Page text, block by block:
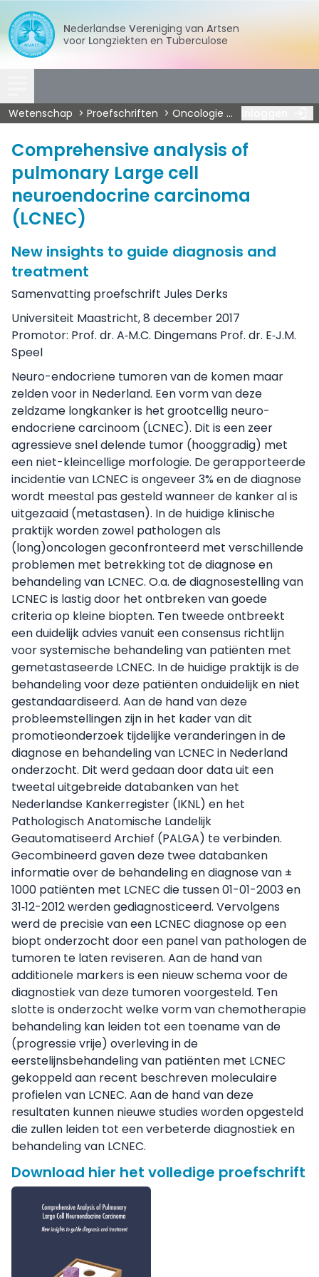
Nederlandse Vereniging van
Artsen
voor Longziekten en Tuberculose
Wetenschap Proefschriften Oncologie
Comprehensive analysis of
pulmonary Large cell
neuroendocrine carcinoma
(LCNEC)
New insights to guide diagnosis and
treatment
Samenvatting proefschrift Jules Derks
Universiteit Maastricht, 8 december 2017
Promotor: Prof. dr. A‐M.C. Dingemans Prof. dr. E‐J.M.
Speel
Neuro-endocriene tumoren van de komen maar
zelden voor in Nederland. Een vorm van deze
zeldzame longkanker is het grootcellig neuro-
endocriene carcinoom (LCNEC). Dit is een zeer
agressieve snel delende tumor (hooggradig) met
een niet-kleincellige morfologie. De gerapporteerde
incidentie van LCNEC is ongeveer 3% en de diagnose
wordt meestal pas gesteld wanneer de kanker al is
uitgezaaid (metastasen). In de huidige klinische
praktijk worden zowel pathologen als
(long)oncologen geconfronteerd met verschillende
problemen met betrekking tot de diagnose en
behandeling van LCNEC. O.a. de diagnosestelling van
LCNEC is lastig door het ontbreken van goede
criteria op kleine biopten. Ten tweede ontbreekt
een duidelijk advies vanuit een consensus richtlijn
voor systemische behandeling van patiënten met
gemetastaseerde LCNEC. In de huidige praktijk is de
behandeling voor deze patiënten onduidelijk en niet
gestandaardiseerd. Aan de hand van deze
probleemstellingen zijn in het kader van dit
promotieonderzoek tijdelijke veranderingen in de
diagnose en behandeling van LCNEC in Nederland
onderzocht. Dit werd gedaan door data uit een
tweetal uitgebreide databanken van het
Nederlandse Kankerregister (IKNL) en het
Pathologisch Anatomische Landelijk
Geautomatiseerd Archief (PALGA) te verbinden.
Gecombineerd gaven deze twee databanken
informatie over de behandeling en diagnose van ±
1000 patiënten met LCNEC die tussen 01-01-2003 en
31‑12-2012 werden gediagnosticeerd. Vervolgens
werd de precisie van een LCNEC diagnose op een
biopt onderzocht door een panel van pathologen de
tumoren te laten reviseren. Aan de hand van
additionele markers is een nieuw schema voor de
diagnostiek van deze tumoren voorgesteld. Ten
slotte is onderzocht welke vorm van chemotherapie
behandeling kan leiden tot een toename van de
(progressie vrije) overleving in de
eerstelijnsbehandeling van patiënten met LCNEC
gekoppeld aan recent beschreven moleculaire
profielen van LCNEC. Aan de hand van deze
resultaten kunnen nieuwe studies worden opgesteld
die zullen leiden tot een verbeterde diagnostiek en
behandeling van LCNEC.
Download hier het volledige proefschrift